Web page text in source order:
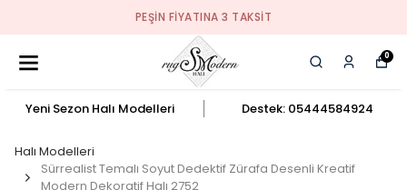
PEŞIN FIYATINA 3 TAKSIT
0
Yeni Sezon Halı Modelleri Destek: 05444584924
Halı Modelleri
Sürrealist Temalı Soyut Dedektif Zürafa Desenli Kreatif
Modern Dekoratif Halı 2752